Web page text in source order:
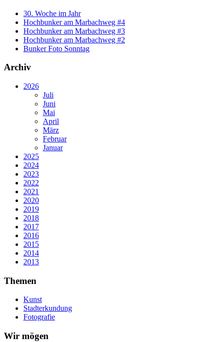
30. Woche im Jahr
Hochbunker am Marbachweg #4
Hochbunker am Marbachweg #3
Hochbunker am Marbachweg #2
Bunker Foto Sonntag
Archiv
2026
Juli
Juni
Mai
April
März
Februar
Januar
2025
2024
2023
2022
2021
2020
2019
2018
2017
2016
2015
2014
2013
Themen
Kunst
Stadterkundung
Fotografie
Wir mögen